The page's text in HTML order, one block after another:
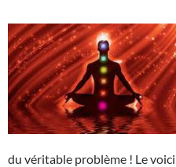
du véritable problème ! Le